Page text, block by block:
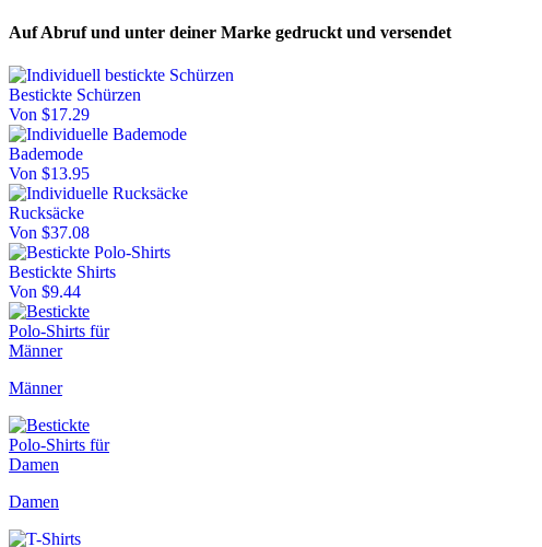
Auf Abruf und unter deiner Marke gedruckt und versendet
Bestickte Schürzen
Von $17.29
Bademode
Von $13.95
Rucksäcke
Von $37.08
Bestickte Shirts
Von $9.44
Männer
Damen